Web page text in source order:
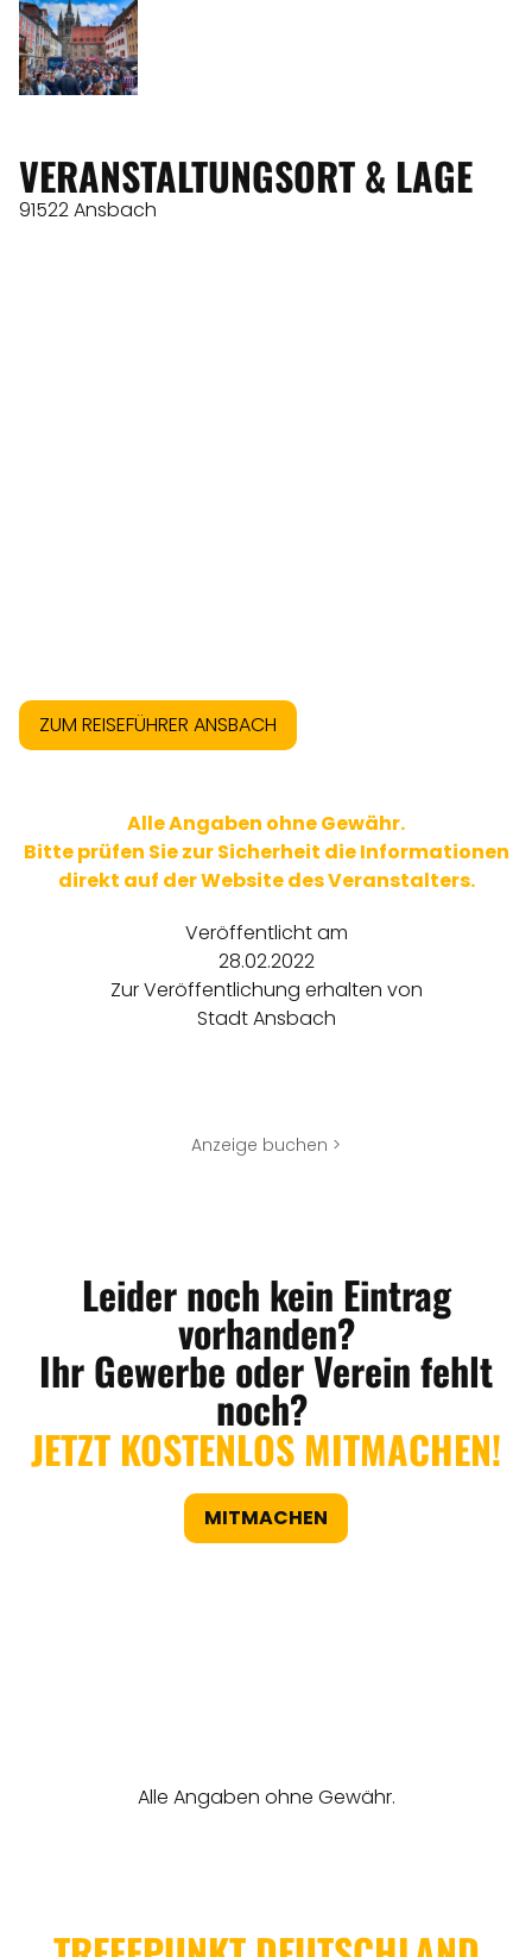
VERANSTALTUNGSORT & LAGE
91522 Ansbach
ZUM REISEFÜHRER ANSBACH
Alle Angaben ohne Gewähr.
Bitte prüfen Sie zur Sicherheit die Informationen
direkt auf der Website des Veranstalters.
Veröffentlicht am
28.02.2022
Zur Veröffentlichung erhalten von
Stadt Ansbach
Anzeige buchen >
Leider noch kein Eintrag
vorhanden?
Ihr Gewerbe oder Verein fehlt
noch?
JETZT KOSTENLOS MITMACHEN!
MITMACHEN